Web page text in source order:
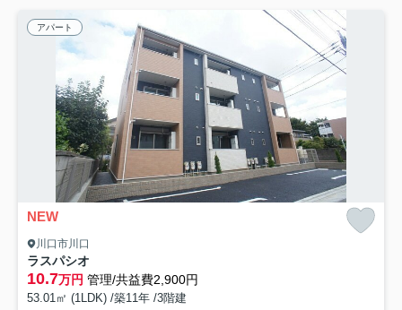
アパート
NEW
川口市川口
ラスパシオ
10.7万円 管理/共益費2,900円
53.01㎡ (1LDK) /築11年 /3階建